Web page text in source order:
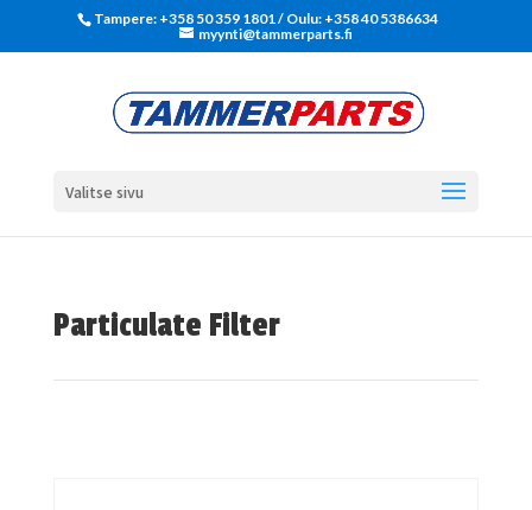
Tampere: +358 50 359 1801‬ / Oulu: +358 40 5386634
myynti@tammerparts.fi
Valitse sivu
Particulate Filter